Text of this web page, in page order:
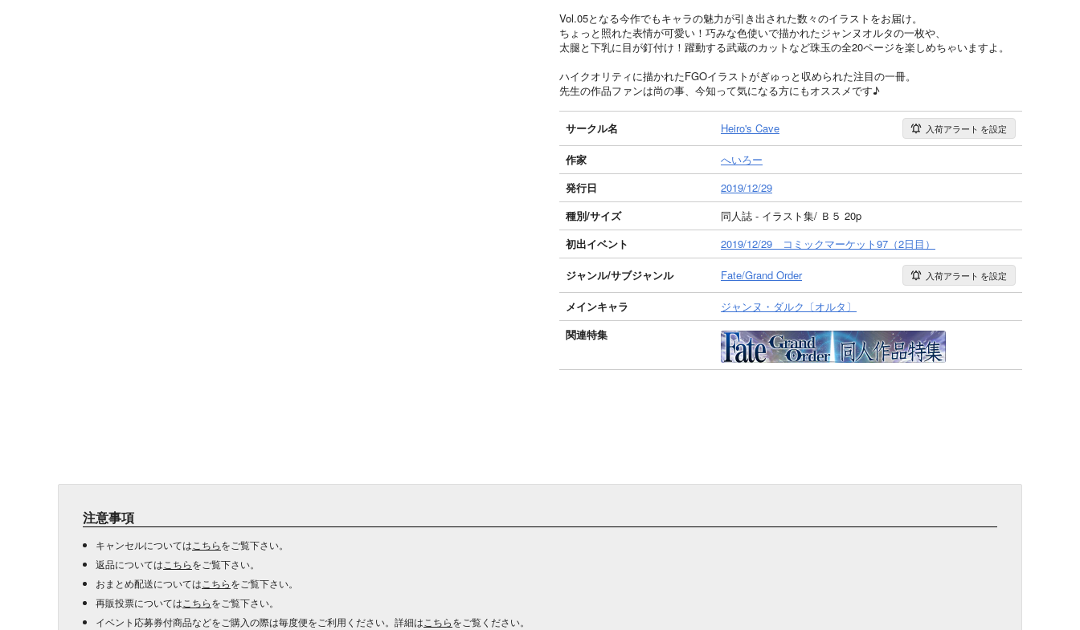
Vol.05となる今作でもキャラの魅力が引き出された数々のイラストをお届け。
ちょっと照れた表情が可愛い！巧みな色使いで描かれたジャンヌオルタの一枚や、
太腿と下乳に目が釘付け！躍動する武蔵のカットなど珠玉の全20ページを楽しめちゃいますよ。
ハイクオリティに描かれたFGOイラストがぎゅっと収められた注目の一冊。
先生の作品ファンは尚の事、今知って気になる方にもオススメです♪
サークル名 Heiro's Cave 入荷アラート を設定
作家
へいろー
発行日
2019/12/29
種別/サイズ
同人誌 - イラスト集/ Ｂ５ 20p
初出イベント
2019/12/29 コミックマーケット97（2日目）
ジャンル/サブジャンル Fate/Grand Order 入荷アラート を設定
メインキャラ
ジャンヌ・ダルク〔オルタ〕
関連特集
注意事項
キャンセルについては こちらをご覧下さい。
返品については こちらをご覧下さい。
おまとめ配送については こちらをご覧下さい。
再販投票については こちらをご覧下さい。
イベント応募券付商品などをご購入の際は毎度便をご利用ください。詳細は こちらをご覧ください。